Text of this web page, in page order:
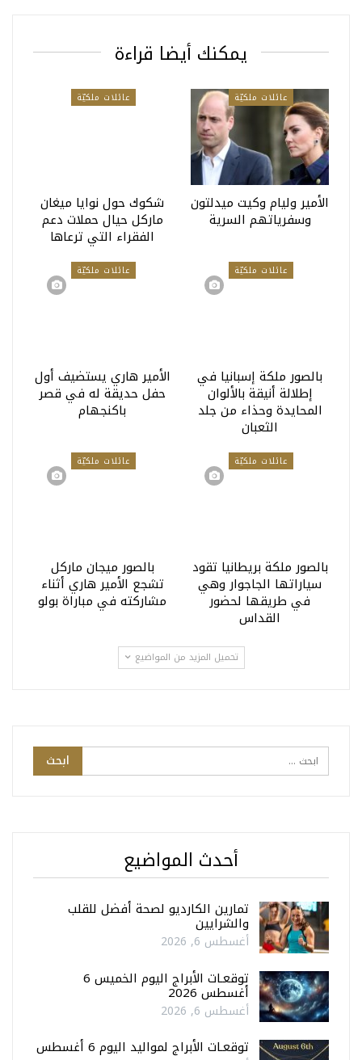
يمكنك أيضا قراءة
عائلات ملكيّة
الأمير وليام وكيت ميدلتون
وسفرياتهم السرية
عائلات ملكيّة
شكوك حول نوايا ميغان
ماركل حيال حملات دعم
الفقراء التي ترعاها
عائلات ملكيّة
بالصور ملكة إسبانيا في
إطلالة أنيقة بالألوان
المحايدة وحذاء من جلد
الثعبان
عائلات ملكيّة
الأمير هاري يستضيف أول
حفل حديقة له في قصر
باكنجهام
عائلات ملكيّة
بالصور ملكة بريطانيا تقود
سياراتها الجاجوار وهي
في طريقها لحضور
القداس
عائلات ملكيّة
بالصور ميجان ماركل
تشجع الأمير هاري أثناء
مشاركته في مباراة بولو
تحميل المزيد من المواضيع
أحدث المواضيع
تمارين الكارديو لصحة أفضل للقلب
والشرايين
أغسطس 6, 2026
توقعـات الأبراج اليوم الخميس 6
أغسطس 2026
أغسطس 6, 2026
توقعـات الأبراج لمواليد اليوم 6 أغسطس